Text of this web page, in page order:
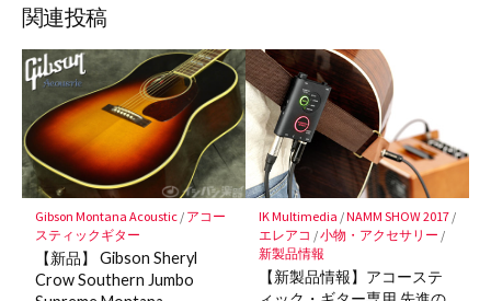
ア
ク
マ
ー
ク
に
保
存
関連投稿
Gibson Montana Acoustic/ アコー
スティックギター
【新品】 Gibson Sheryl
Crow Southern Jumbo
IK Multimedia /NAMM SHOW 2017/
エレアコ /小物・アクセサリー /
新製品情報
【新製品情報】アコーステ